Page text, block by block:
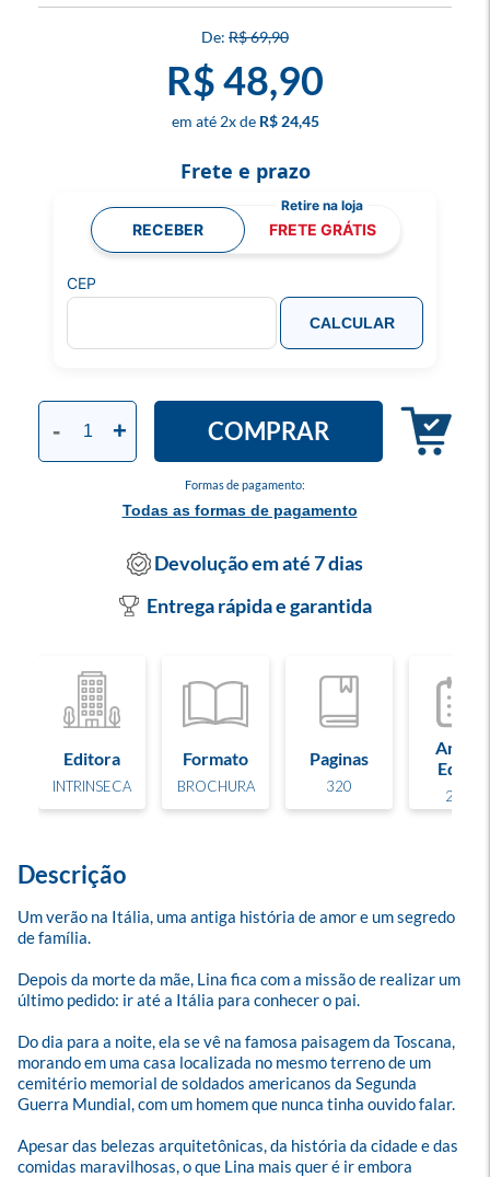
R$ 69,90
R$ 48,90
2x R$ 24,45
Formas de pagamento:
Todas as formas de pagamento
- + COMPRAR
Frete e prazo
RECEBER FRETE GRÁTIS
CEP
CALCULAR
Devolução em até 7 dias
Entrega rápida e garantida
Editora
INTRINSECA
Formato
BROCHURA
Paginas
320
Ano de
Edição
2017
Descrição
Um verão na Itália, uma antiga história de amor e um segredo
de família.
Depois da morte da mãe, Lina fica com a missão de realizar um
último pedido: ir até a Itália para conhecer o pai.
Do dia para a noite, ela se vê na famosa paisagem da Toscana,
morando em uma casa localizada no mesmo terreno de um
cemitério memorial de soldados americanos da Segunda
Guerra Mundial, com um homem que nunca tinha ouvido falar.
Apesar das belezas arquitetônicas, da história da cidade e das
comidas maravilhosas, o que Lina mais quer é ir embora